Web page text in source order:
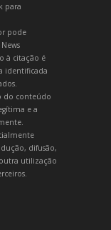
para
pode
à citação é
identificada
do conteúdo
e a
difusão,
utilização